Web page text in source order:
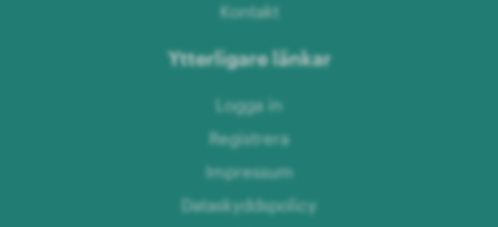
Kontakt
Ytterligare länkar
Logga in
Registrera
Impressum
Dataskyddspolicy